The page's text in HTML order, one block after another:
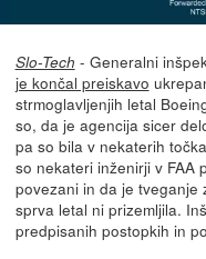
Slo-Tech - Generalni
je končal preiskavo
strmoglavljenjih letal
so, da je agencija sicer
pa so bila v nekaterih
so nekateri inženirji v FAA
povezani in da je tveganje
sprva letal ni prizemljila.
predpisanih postopkih in